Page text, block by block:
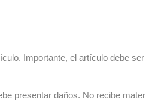
Importante, el artículo debe
presentar daños. No recibe